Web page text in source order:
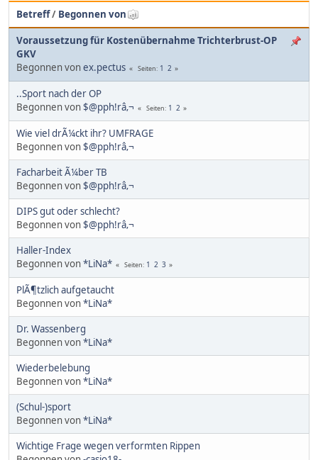
Betreff/ Begonnen von
Voraussetzung für Kostenübernahme Trichterbrust-OP
GKV
Begonnen vonex.pectus Seiten 1 2
..Sport nach der OP
Begonnen von$@pph!râ‚¬ Seiten 1 2
Wie viel drÃ¼ckt ihr? UMFRAGE
Begonnen von$@pph!râ‚¬
Facharbeit Ã¼ber TB
Begonnen von$@pph!râ‚¬
DIPS gut oder schlecht?
Begonnen von$@pph!râ‚¬
Haller-Index
Begonnen von*LiNa* Seiten 1 2 3
PlÃ¶tzlich aufgetaucht
Begonnen von*LiNa*
Dr. Wassenberg
Begonnen von*LiNa*
Wiederbelebung
Begonnen von*LiNa*
(Schul-)sport
Begonnen von*LiNa*
Wichtige Frage wegen verformten Rippen